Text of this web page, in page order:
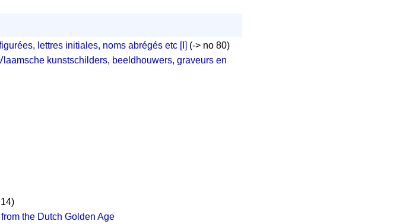
lettres initiales, noms abrégés etc [I] (-> no 80)
kunstschilders, beeldhouwers, graveurs en
the Dutch Golden Age